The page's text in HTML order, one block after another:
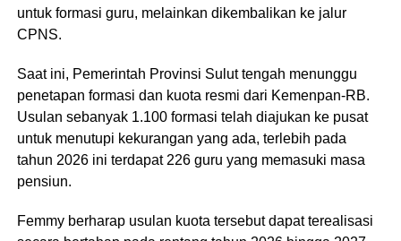
untuk formasi guru, melainkan dikembalikan ke jalur
CPNS.
​Saat ini, Pemerintah Provinsi Sulut tengah menunggu
penetapan formasi dan kuota resmi dari Kemenpan-RB.
Usulan sebanyak 1.100 formasi telah diajukan ke pusat
untuk menutupi kekurangan yang ada, terlebih pada
tahun 2026 ini terdapat 226 guru yang memasuki masa
pensiun.
​Femmy berharap usulan kuota tersebut dapat terealisasi